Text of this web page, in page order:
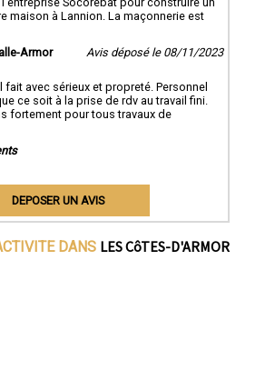
maison à Lannion. La maçonnerie est
Armor
Avis déposé le 08/11/2023
fait avec sérieux et propreté. Personnel
ce soit à la prise de rdv au travail fini.
fortement pour tous travaux de
DEPOSER UN AVIS
DANS LES CôTES-D'ARMOR